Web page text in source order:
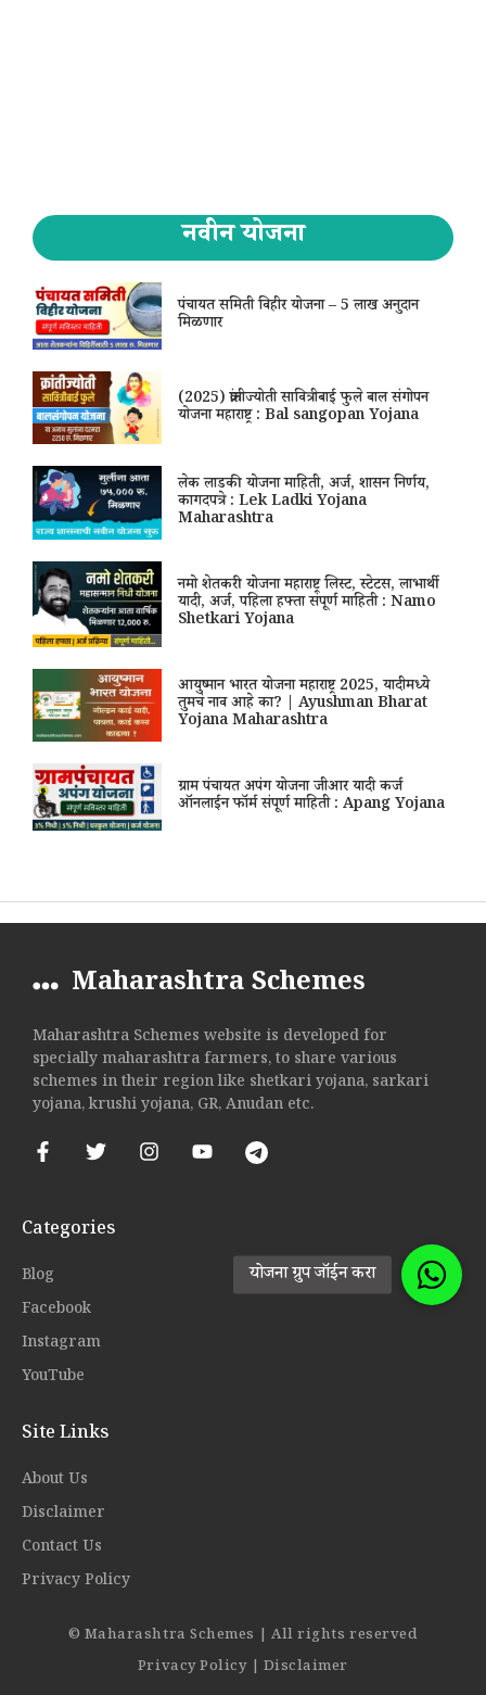
नवीन योजना
पंचायत समिती विहीर योजना – 5 लाख अनुदान
मिळणार
(2025) क्रांतीज्योती सावित्रीबाई फुले बाल संगोपन
योजना महाराष्ट्र : Bal sangopan Yojana
लेक लाडकी योजना माहिती, अर्ज, शासन निर्णय,
कागदपत्रे : Lek Ladki Yojana
Maharashtra
नमो शेतकरी योजना महाराष्ट्र लिस्ट, स्टेटस, लाभार्थी
यादी, अर्ज, पहिला हफ्ता संपूर्ण माहिती : Namo
Shetkari Yojana
आयुष्मान भारत योजना महाराष्ट्र 2025, यादीमध्ये
तुमचं नाव आहे का? | Ayushman Bharat
Yojana Maharashtra
ग्राम पंचायत अपंग योजना जीआर यादी कर्ज
ऑनलाईन फॉर्म संपूर्ण माहिती : Apang Yojana
Maharashtra Schemes
Maharashtra Schemes website is developed for
specially maharashtra farmers, to share various
schemes in their region like shetkari yojana, sarkari
yojana, krushi yojana, GR, Anudan etc.
Categories
Blog
Facebook
Instagram
YouTube
Site Links
About Us
Disclaimer
Contact Us
Privacy Policy
© Maharashtra Schemes | All rights reserved
Privacy Policy| Disclaimer